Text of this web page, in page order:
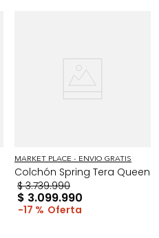
MARKET PLACE - ENVIO GRATIS
Colchón Spring Tera Queen
$ 3.739.990
$ 3.099.990
17 %